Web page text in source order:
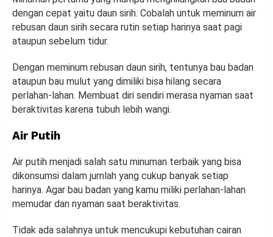
dengan cepat yaitu daun sirih. Cobalah untuk meminum air
rebusan daun sirih secara rutin setiap harinya saat pagi
ataupun sebelum tidur.
Dengan meminum rebusan daun sirih, tentunya bau badan
ataupun bau mulut yang dimiliki bisa hilang secara
perlahan-lahan. Membuat diri sendiri merasa nyaman saat
beraktivitas karena tubuh lebih wangi.
Air Putih
Air putih menjadi salah satu minuman terbaik yang bisa
dikonsumsi dalam jumlah yang cukup banyak setiap
harinya. Agar bau badan yang kamu miliki perlahan-lahan
memudar dan nyaman saat beraktivitas.
Tidak ada salahnya untuk mencukupi kebutuhan cairan